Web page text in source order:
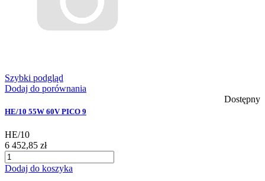
Szybki podgląd
Dodaj do porównania
Dostępny
HE/10 55W 60V PICO 9
HE/10
6 452,85 zł
Dodaj do koszyka